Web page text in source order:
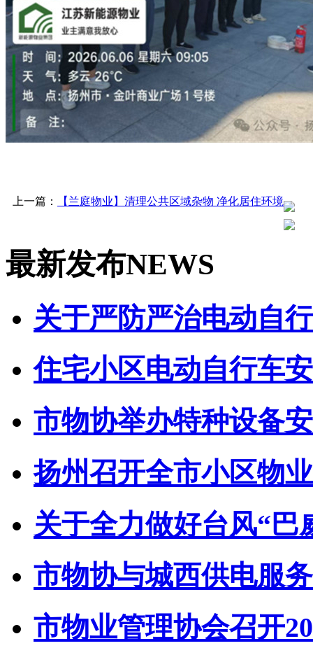
上一篇： 【兰庭物业】清理公共区域杂物 净化居住环境
最新发布NEWS
关于严防严治电动自
住宅小区电动自行车
市物协举办特种设备
扬州召开全市小区物
关于全力做好台风“巴
市物协与城西供电服
市物业管理协会召开